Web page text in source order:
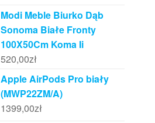
Modi Meble Biurko Dąb
Sonoma Białe Fronty
100X50Cm Koma Ii
520,00zł
Apple AirPods Pro biały
(MWP22ZM/A)
1399,00zł